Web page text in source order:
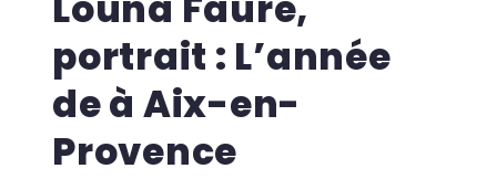
portrait : L’année
de à Aix-en-
Provence